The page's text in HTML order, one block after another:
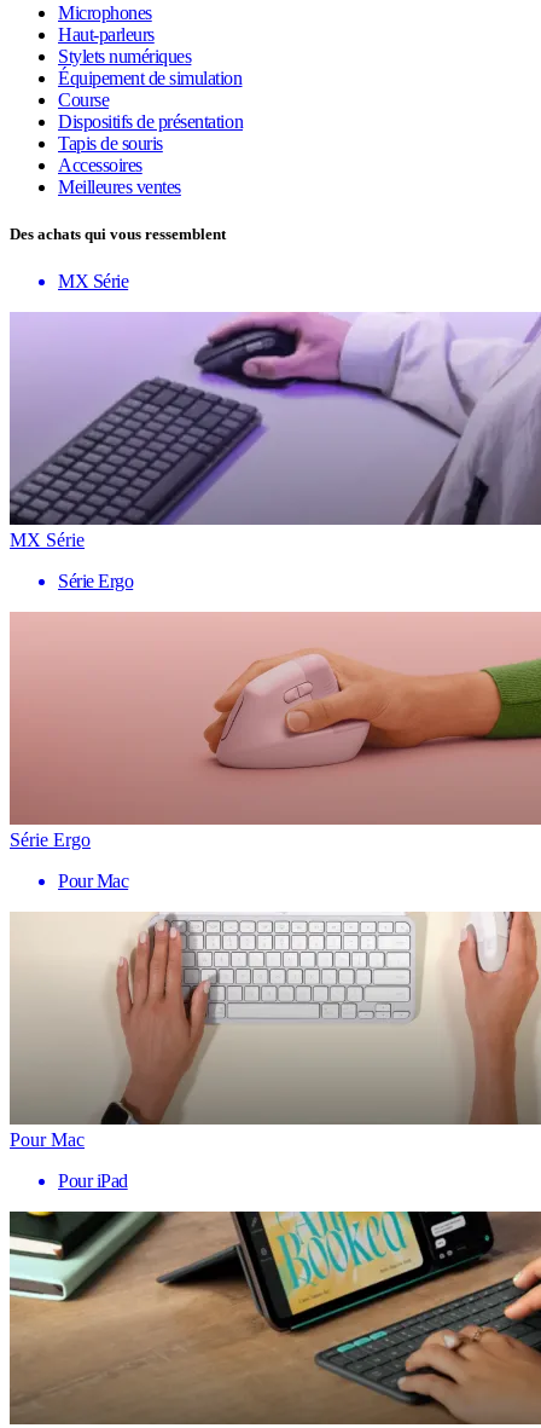
Microphones
Haut-parleurs
Stylets numériques
Équipement de simulation
Course
Dispositifs de présentation
Tapis de souris
Accessoires
Meilleures ventes
Des achats qui vous ressemblent
MX Série
MX Série
Série Ergo
Série Ergo
Pour Mac
Pour Mac
Pour iPad